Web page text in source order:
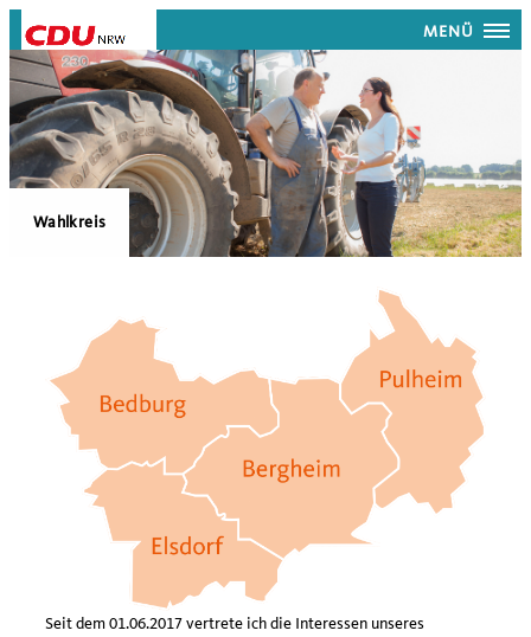
MENÜ
Wahlkreis
Seit dem 01.06.2017 vertrete ich die Interessen unseres